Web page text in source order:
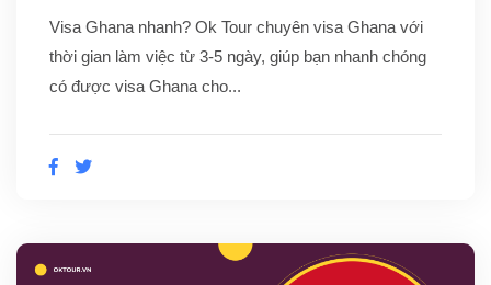
Visa Ghana nhanh? Ok Tour chuyên visa Ghana với
thời gian làm việc từ 3-5 ngày, giúp bạn nhanh chóng
có được visa Ghana cho...